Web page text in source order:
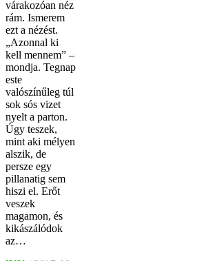
várakozóan néz
rám. Ismerem
ezt a nézést.
„Azonnal ki
kell mennem” –
mondja. Tegnap
este
valószínűleg túl
sok sós vizet
nyelt a parton.
Úgy teszek,
mint aki mélyen
alszik, de
persze egy
pillanatig sem
hiszi el. Erőt
veszek
magamon, és
kikászálódok
az…